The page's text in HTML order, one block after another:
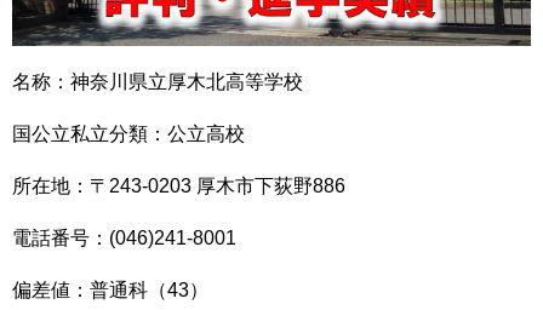
名称：神奈川県立厚木北高等学校
国公立私立分類：公立高校
所在地：〒243-0203 厚木市下荻野886
電話番号：(046)241-8001
偏差値：普通科（43）